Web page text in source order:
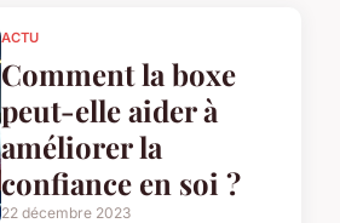
ACTU
Comment la boxe
peut-elle aider à
améliorer la
confiance en soi ?
22 décembre 2023